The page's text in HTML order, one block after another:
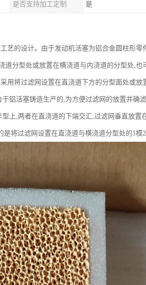
是否支持加工定制 是
艺的设计。由于发动机活塞为铝合金圆柱形零
分型处或放置在横浇道与内浇道的分型处,也
用将过滤网设置在直浇道下方的分型面处或放
铝活塞铸造生产的,为方便过滤网的放置并确
上,两者在直浇道的下端交汇,过滤网垂直放置
将过滤网设置在直浇道与横浇道分型处的1模2